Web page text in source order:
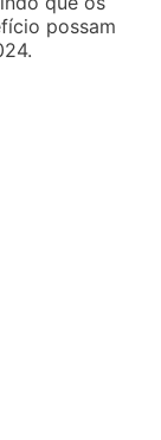
possam